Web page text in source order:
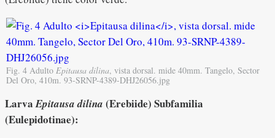
Fig. 4 Adulto Epitausa dilina, vista dorsal. mide 40mm. Tangelo, Sector
Del Oro, 410m. 93-SRNP-4389-DHJ26056.jpg
LarvaEpitausa dilina (Erebiide) Subfamilia
(Eulepidotinae):